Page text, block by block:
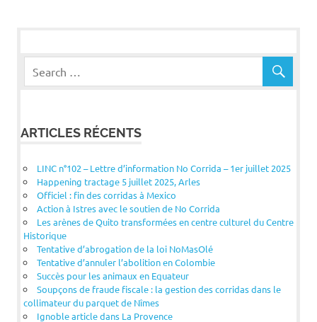
ARTICLES RÉCENTS
LINC n°102 – Lettre d’information No Corrida – 1er juillet 2025
Happening tractage 5 juillet 2025, Arles
Officiel : fin des corridas à Mexico
Action à Istres avec le soutien de No Corrida
Les arènes de Quito transformées en centre culturel du Centre
Historique
Tentative d’abrogation de la loi NoMasOlé
Tentative d’annuler l’abolition en Colombie
Succès pour les animaux en Equateur
Soupçons de fraude fiscale : la gestion des corridas dans le
collimateur du parquet de Nîmes
Ignoble article dans La Provence